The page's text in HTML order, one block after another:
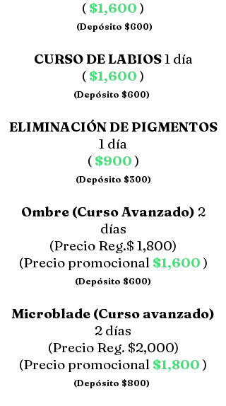
( $1,600 )
(Depósito $600)
CURSO DE LABIOS1 día
( $1,600 )
(Depósito $600)
ELIMINACIÓN DE PIGMENTOS
1 día
( $900 )
(Depósito $300)
Ombre (Curso Avanzado) 2
días
(Precio Reg.$ 1,800)
(Precio promocional $1,600 )
(Depósito $600)
Microblade (Curso avanzado)
2 días
(Precio Reg. $2,000)
(Precio promocional $1,800 )
(Depósito $800)